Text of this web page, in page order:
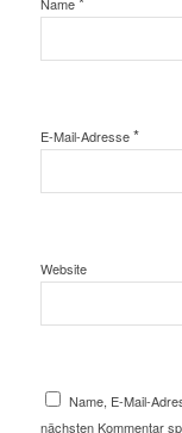
E-Mail-Adresse*
Website
Name, E-Mail-
nächsten Kommentar